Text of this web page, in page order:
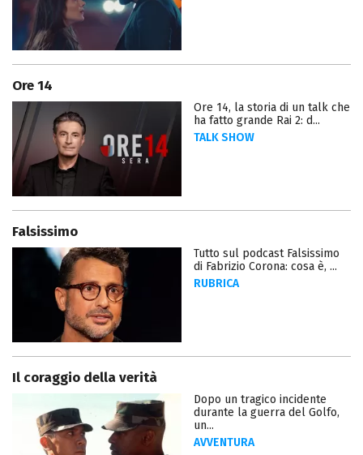
Ore 14
Ore 14, la storia di un talk che
ha fatto grande Rai 2: d...
TALK SHOW
Falsissimo
Tutto sul podcast Falsissimo
di Fabrizio Corona: cosa è, ...
RUBRICA
Il coraggio della verità
Dopo un tragico incidente
durante la guerra del Golfo,
un...
AVVENTURA